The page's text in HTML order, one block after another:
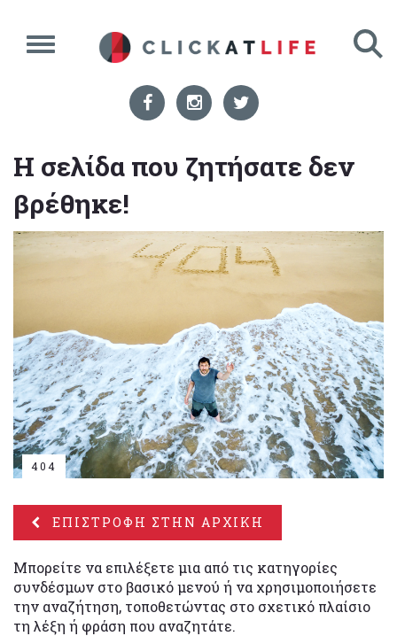
Η σελίδα που ζητήσατε δεν
βρέθηκε!
404
ΕΠΙΣΤΡΟΦΗ ΣΤΗΝ ΑΡΧΙΚΗ
Μπορείτε να επιλέξετε μια από τις κατηγορίες
συνδέσμων στο βασικό μενού ή να χρησιμοποιήσετε
την αναζήτηση, τοποθετώντας στο σχετικό πλαίσιο
τη λέξη ή φράση που αναζητάτε.